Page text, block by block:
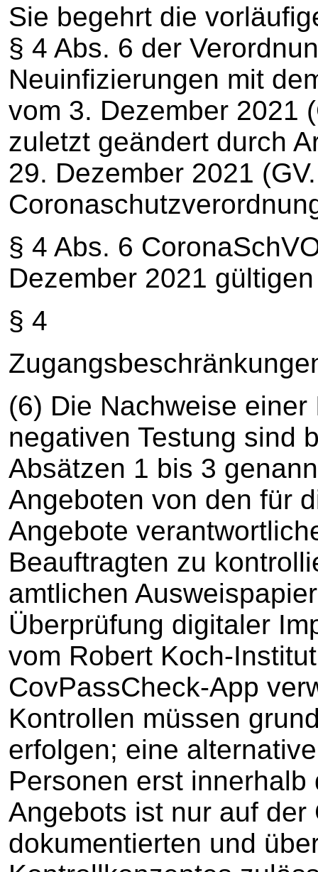
Sie begehrt die
§ 4 Abs. 6 der
Neuinfizierungen mit
vom 3. Dezember 2021
zuletzt geändert durch
29. Dezember 2021
§ 4 Abs. 6
Dezember 2021
§ 4
(6) Die Nachweise
negativen Testung sind
Absätzen 1 bis 3
Angeboten von den für
Angebote
Beauftragten zu
amtlichen
Überprüfung digitaler
vom Robert Koch-
CovPassCheck-App
Kontrollen müssen
erfolgen; eine
Personen erst
Angebots ist nur auf der
dokumentierten und